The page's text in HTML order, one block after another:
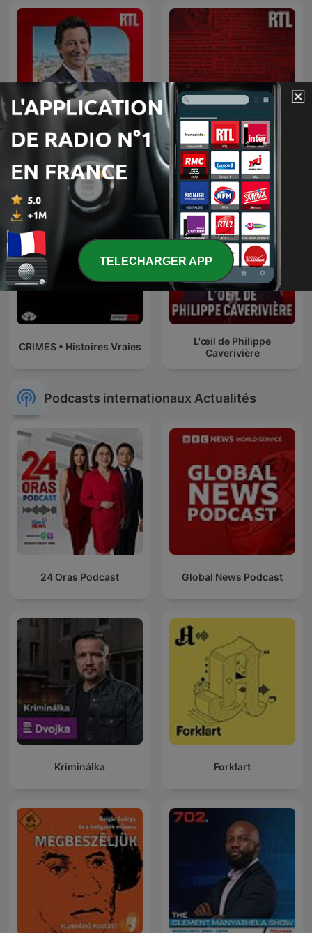
Laurent Gerra
L’heure du crime : les
archives de Jacques
Pradel
CRIMES • Histoires Vraies
L'œil de Philippe
Caverivière
Podcasts internationaux Actualités
24 Oras Podcast Global News Podcast
Kriminálka Forklart
TELECHARGER APP